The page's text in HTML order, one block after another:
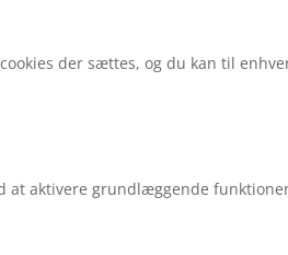
der sættes, og du kan til
aktivere grundlæggende